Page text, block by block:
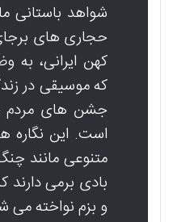
شواهد باستانی
حجاری های
کهن ایرانی،
که موسیقی در
جشن های مردم
است. این نگاره
متنوعی مانند
بادی برمی دارند
و بزم نواخته می